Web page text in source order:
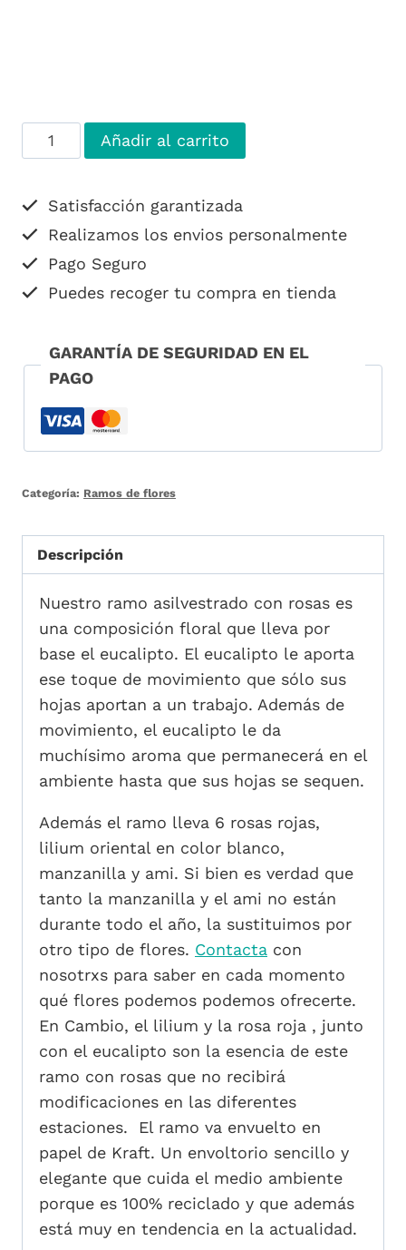
Ramo
asilvestrado
rosas
cantidad
Añadir al carrito
Satisfacción garantizada
Realizamos los envios personalmente
Pago Seguro
Puedes recoger tu compra en tienda
GARANTÍA DE SEGURIDAD EN EL
PAGO
Categoría: Ramos de flores
Descripción
Nuestro ramo asilvestrado con rosas es
una composición floral que lleva por
base el eucalipto. El eucalipto le aporta
ese toque de movimiento que sólo sus
hojas aportan a un trabajo. Además de
movimiento, el eucalipto le da
muchísimo aroma que permanecerá en el
ambiente hasta que sus hojas se sequen.
Además el ramo lleva 6 rosas rojas,
lilium oriental en color blanco,
manzanilla y ami. Si bien es verdad que
tanto la manzanilla y el ami no están
durante todo el año, la sustituimos por
otro tipo de flores. Contacta con
nosotrxs para saber en cada momento
qué flores podemos podemos ofrecerte.
En Cambio, el lilium y la rosa roja , junto
con el eucalipto son la esencia de este
ramo con rosas que no recibirá
modificaciones en las diferentes
estaciones. El ramo va envuelto en
papel de Kraft. Un envoltorio sencillo y
elegante que cuida el medio ambiente
porque es 100% reciclado y que además
está muy en tendencia en la actualidad.